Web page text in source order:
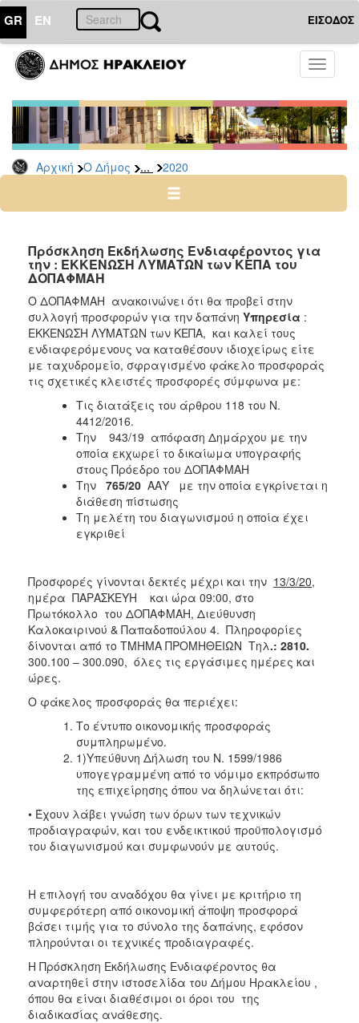
GR EN ΕΙΣΟΔΟΣ
Toggle
Αρχική Ο Δήμος ... 2020
ΔΗΜΟΣ
Διακηρύξεις
-
Δημοπρασίες
Αρχείο
2025
2023
2022
2021
2020
2019
2018
2017
2016
2015
2013
ΠΟΛΙΤΙΣΜΟΣ
ΑΝΘΕΚΤΙΚΗ
ΠΟΛΗ
Πρόσκληση Εκδήλωσης Ενδιαφέροντος για
την : ΕΚΚΕΝΩΣΗ ΛΥΜΑΤΩΝ των ΚΕΠΑ του
ΔΟΠΑΦΜΑΗ
Ο ΔΟΠΑΦΜΑΗ ανακοινώνει ότι θα προβεί στην
συλλογή προσφορών για την δαπάνη Υπηρεσία :
ΕΚΚΕΝΩΣΗ ΛΥΜΑΤΩΝ των ΚΕΠΑ, και καλεί τους
ενδιαφερόμενους να καταθέσουν ιδιοχείρως είτε
με ταχυδρομείο, σφραγισμένο φάκελο προσφοράς
τις σχετικές κλειστές προσφορές σύμφωνα με:
Τις διατάξεις του άρθρου 118 του Ν.
4412/2016.
Την 943/19 απόφαση Δημάρχου με την
οποία εκχωρεί το δικαίωμα υπογραφής
στους Πρόεδρο του ΔΟΠΑΦΜΑΗ
Την 765/20 ΑΑΥ με την οποία εγκρίνεται η
διάθεση πίστωσης
Τη μελέτη του διαγωνισμού η οποία έχει
εγκριθεί
Προσφορές γίνονται δεκτές μέχρι και την 13/3/20,
ημέρα ΠΑΡΑΣΚΕΥΗ και ώρα 09:00, στο
Πρωτόκολλο του ΔΟΠΑΦΜΑΗ, Διεύθυνση
Καλοκαιρινού & Παπαδοπούλου 4. Πληροφορίες
δίνονται από το ΤΜΗΜΑ ΠΡΟΜΗΘΕΙΩΝ Τηλ.: 2810.
300.100 – 300.090, όλες τις εργάσιμες ημέρες και
ώρες.
Ο φάκελος προσφοράς θα περιέχει:
Το έντυπο οικονομικής προσφοράς
συμπληρωμένο.
1)Υπεύθυνη Δήλωση του Ν. 1599/1986
υπογεγραμμένη από το νόμιμο εκπρόσωπο
της επιχείρησης όπου να δηλώνεται ότι:
• Έχουν λάβει γνώση των όρων των τεχνικών
προδιαγραφών, και του ενδεικτικού προϋπολογισμό
του διαγωνισμού και συμφωνούν με αυτούς.
H επιλογή του αναδόχου θα γίνει με κριτήριο τη
συμφερότερη από οικονομική άποψη προσφορά
βάσει τιμής για το σύνολο της δαπάνης, εφόσον
πληρούνται οι τεχνικές προδιαγραφές.
Η Πρόσκληση Εκδήλωσης Ενδιαφέροντος θα
αναρτηθεί στην ιστοσελίδα του Δήμου Ηρακλείου ,
όπου θα είναι διαθέσιμοι οι όροι του της
διαδικασίας ανάθεσης.